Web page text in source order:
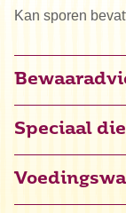
Kan sporen
Speciaal
Glutenvrij
Halal